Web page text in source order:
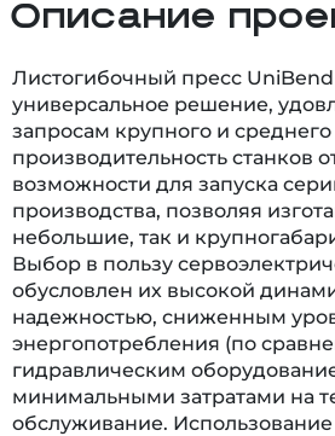
Описание
Листогибочный пресс UniBend
универсальное решение,
запросам крупного и
производительность станков
возможности для запуска
производства, позволяя
небольшие, так и
Выбор в пользу
обусловлен их высокой
надежностью, сниженным
энергопотребления (по
гидравлическим
минимальными затратами на
обслуживание.